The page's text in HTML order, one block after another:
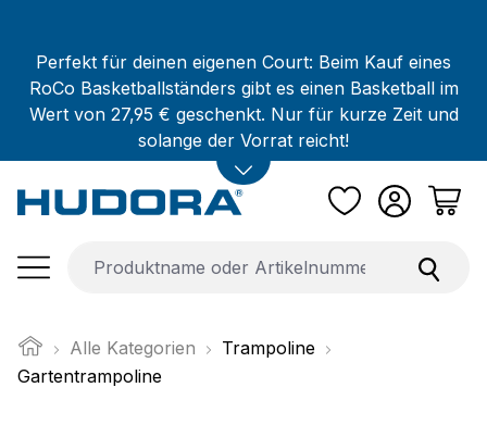
Perfekt für deinen eigenen Court: Beim Kauf eines
RoCo Basketballständers gibt es einen Basketball im
Wert von 27,95 € geschenkt. Nur für kurze Zeit und
solange der Vorrat reicht!
Alle Kategorien
Trampoline
Gartentrampoline